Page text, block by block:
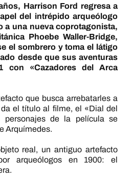
Harrison Ford regresa a
del intrépido arqueólogo
a una nueva coprotagonista,
Phoebe Waller-Bridge,
el sombrero y toma el látigo
desde que sus aventuras
con «Cazadores del Arca
que busca arrebatarles a
el título al filme, el «Dial del
personajes de la película se
Arquímedes.
real, un antiguo artefacto
arqueólogos en 1900: el